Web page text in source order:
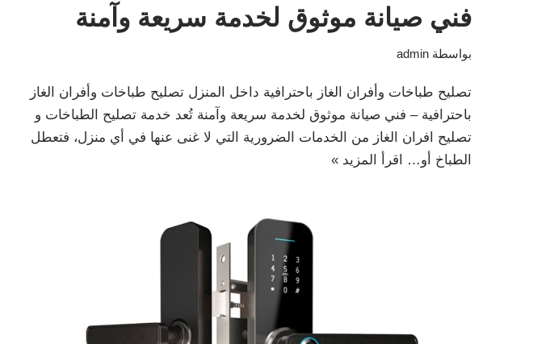
فني صيانة موثوق لخدمة سريعة وآمنة
بواسطة admin
تصليح طباخات وأفران الغاز باحترافية داخل المنزل تصليح طباخات وأفران الغاز
باحترافية – فني صيانة موثوق لخدمة سريعة وآمنة تُعد خدمة تصليح الطباخات و
تصليح افران الغاز من الخدمات الضرورية التي لا غنى عنها في أي منزل، فتعطل
الطباخ أو…
اقرأ المزيد »